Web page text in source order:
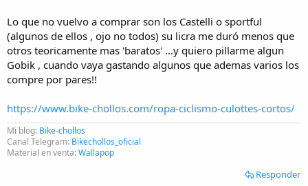
Lo que no vuelvo a comprar son los Castelli o sportful
(algunos de ellos , ojo no todos) su licra me duró menos que
otros teoricamente mas 'baratos' ...y quiero pillarme algun
Gobik , cuando vaya gastando algunos que ademas varios los
compre por pares!!
https://www.bike-chollos.com/ropa-ciclismo-culottes-cortos/
Mi blog: Bike-chollos
Canal Telegram: Bikechollos_oficial
Material en venta:Wallapop
Responder